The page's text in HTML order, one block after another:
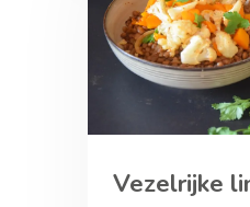
Vezelrijke